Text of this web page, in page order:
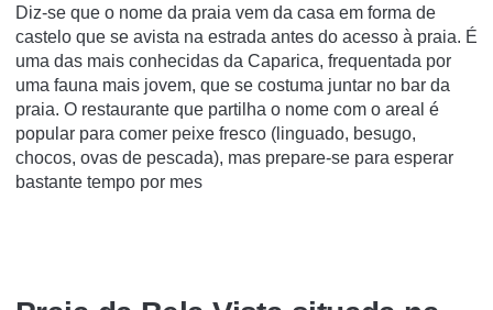
Diz-se que o nome da praia vem da casa em forma de
castelo que se avista na estrada antes do acesso à praia. É
uma das mais conhecidas da Caparica, frequentada por
uma fauna mais jovem, que se costuma juntar no bar da
praia. O restaurante que partilha o nome com o areal é
popular para comer peixe fresco (linguado, besugo,
chocos, ovas de pescada), mas prepare-se para esperar
bastante tempo por mes